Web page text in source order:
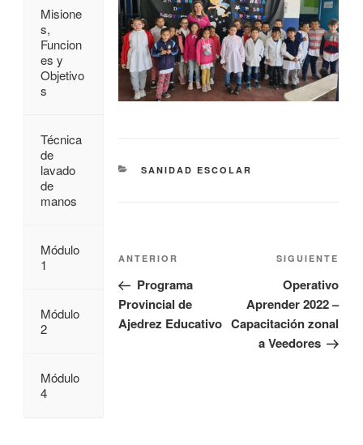
SANIDAD ESCOLAR
ANTERIOR
Programa
Provincial de
Ajedrez Educativo
SIGUIENTE
Operativo
Aprender 2022 –
Capacitación zonal
a Veedores
Misione
s,
Funcion
es y
Objetivo
s
Técnica
de
lavado
de
manos
Módulo
1
Módulo
2
Módulo
4